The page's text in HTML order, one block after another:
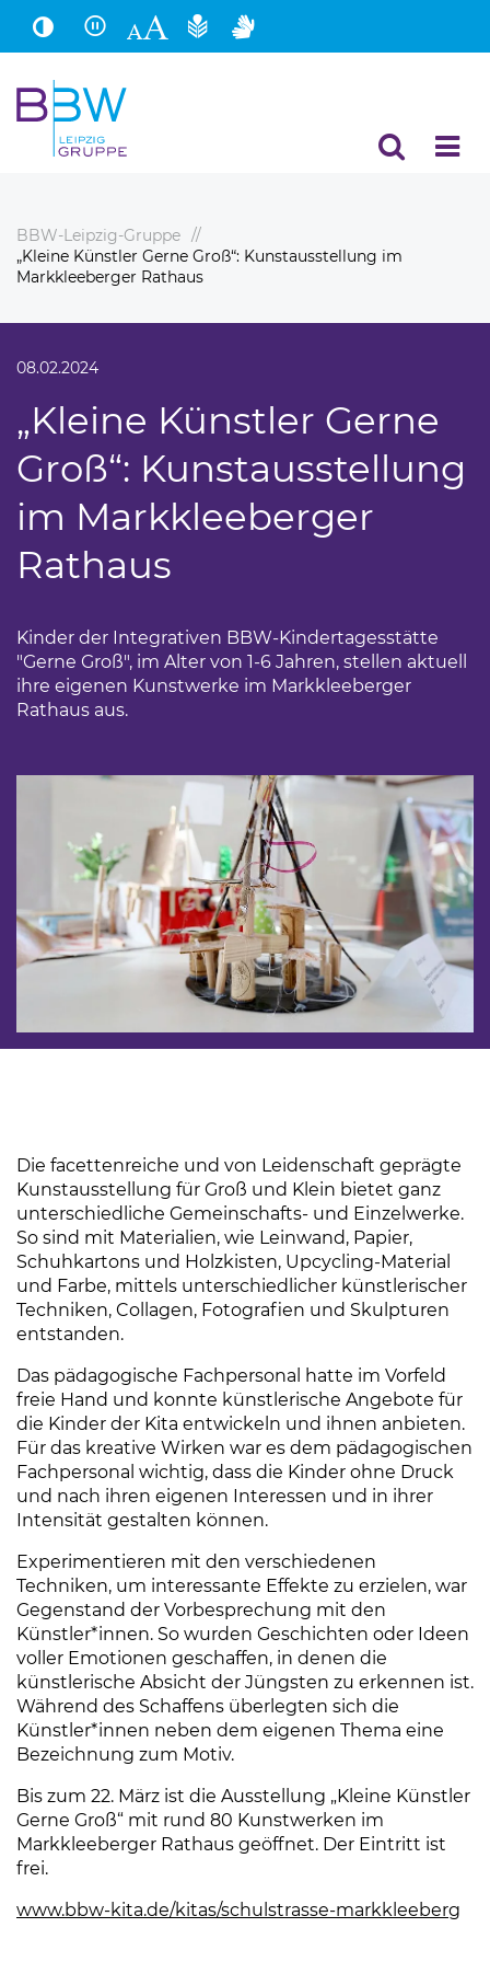
Hauptinhalt
Fußbereich
BBW-Leipzig-Gruppe
„Kleine Künstler Gerne Groß“: Kunstausstellung im
Markkleeberger Rathaus
08.02.2024
„Kleine Künstler Gerne
Groß“: Kunstausstellung
im Markkleeberger
Rathaus
Kinder der Integrativen BBW-Kindertagesstätte
"Gerne Groß", im Alter von 1-6 Jahren, stellen aktuell
ihre eigenen Kunstwerke im Markkleeberger
Rathaus aus.
Die facettenreiche und von Leidenschaft geprägte
Kunstausstellung für Groß und Klein bietet ganz
unterschiedliche Gemeinschafts- und Einzelwerke.
So sind mit Materialien, wie Leinwand, Papier,
Schuhkartons und Holzkisten, Upcycling-Material
und Farbe, mittels unterschiedlicher künstlerischer
Techniken, Collagen, Fotografien und Skulpturen
entstanden.
Das pädagogische Fachpersonal hatte im Vorfeld
freie Hand und konnte künstlerische Angebote für
die Kinder der Kita entwickeln und ihnen anbieten.
Für das kreative Wirken war es dem pädagogischen
Fachpersonal wichtig, dass die Kinder ohne Druck
und nach ihren eigenen Interessen und in ihrer
Intensität gestalten können.
Experimentieren mit den verschiedenen
Techniken, um interessante Effekte zu erzielen, war
Gegenstand der Vorbesprechung mit den
Künstler*innen. So wurden Geschichten oder Ideen
voller Emotionen geschaffen, in denen die
künstlerische Absicht der Jüngsten zu erkennen ist.
Während des Schaffens überlegten sich die
Künstler*innen neben dem eigenen Thema eine
Bezeichnung zum Motiv.
Bis zum 22. März ist die Ausstellung „Kleine Künstler
Gerne Groß“ mit rund 80 Kunstwerken im
Markkleeberger Rathaus geöffnet. Der Eintritt ist
frei.
www.bbw-kita.de/kitas/schulstrasse-markkleeberg